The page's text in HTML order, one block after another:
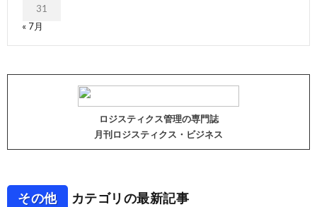
31
« 7月
ロジスティクス管理の専門誌
月刊ロジスティクス・ビジネス
その他 カテゴリの最新記事